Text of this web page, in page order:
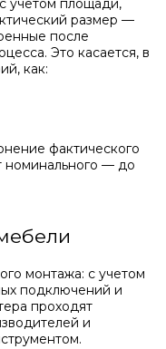
учетом площади,
размер —
после
Это касается, в
как:
фактического
номинального — до
монтажа: с учетом
подключений и
проходят
и